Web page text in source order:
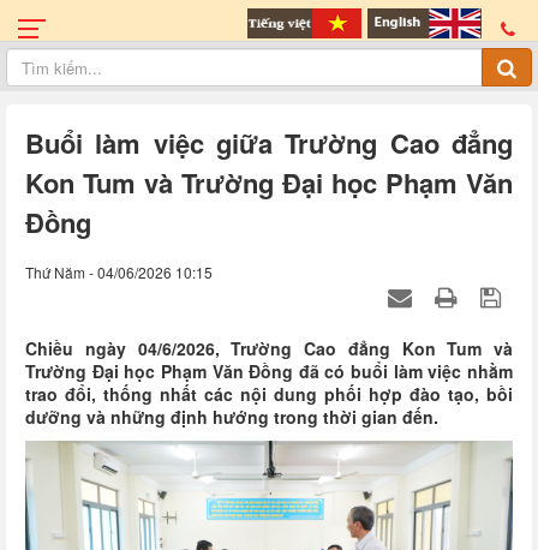
Buổi làm việc giữa Trường Cao đẳng
Kon Tum và Trường Đại học Phạm Văn
Đồng
Thứ Năm - 04/06/2026 10:15
Chiều ngày 04/6/2026, Trường Cao đẳng Kon Tum và
Trường Đại học Phạm Văn Đồng đã có buổi làm việc nhằm
trao đổi, thống nhất các nội dung phối hợp đào tạo, bồi
dưỡng và những định hướng trong thời gian đến.